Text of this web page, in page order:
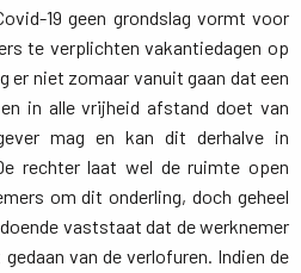
19 geen grondslag vormt voor
te verplichten vakantiedagen op
er niet zomaar vanuit gaan dat een
in alle vrijheid afstand doet van
mag en kan dit derhalve in
rechter laat wel de ruimte open
om dit onderling, doch geheel
vaststaat dat de werknemer
van de verlofuren. Indien de